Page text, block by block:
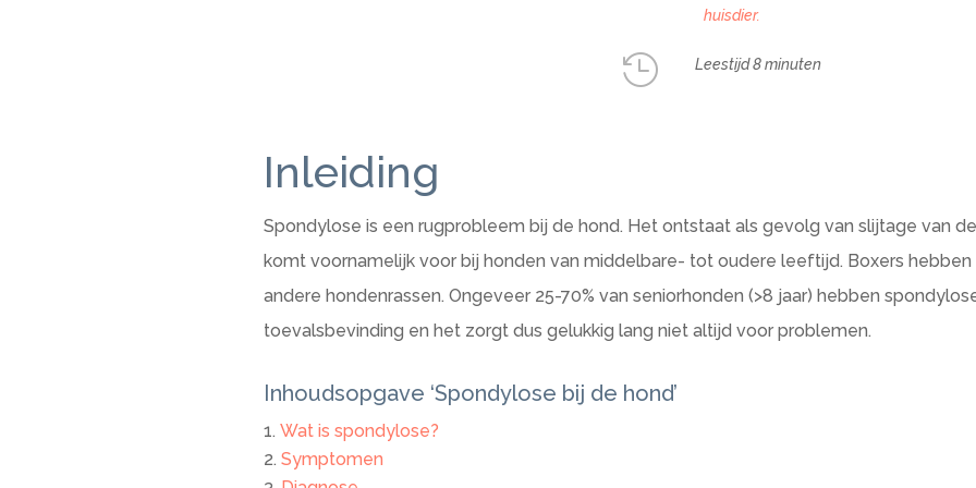
huisdier.
 Leestijd 8 minuten
Inleiding
Spondylose is een rugprobleem bij de hond. Het ontstaat als gevolg van slijtage van
komt voornamelijk voor bij honden van middelbare- tot oudere leeftijd. Boxers hebben
andere hondenrassen. Ongeveer 25-70% van seniorhonden (>8 jaar) hebben
toevalsbevinding en het zorgt dus gelukkig lang niet altijd voor problemen.
Inhoudsopgave ‘Spondylose bij de hond’
Wat is spondylose?
Symptomen